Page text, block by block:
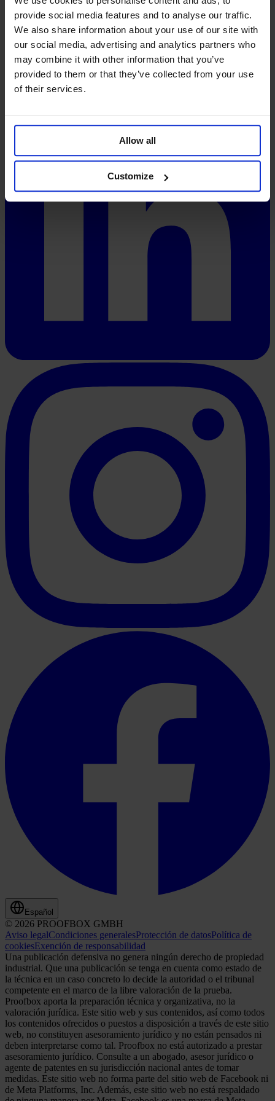
provide social media features and to analyse our traffic.
We also share information about your use of our site with
our social media, advertising and analytics partners who
may combine it with other information that you’ve
provided to them or that they’ve collected from your use
of their services.
Allow all
Customize
Aspectos técnicos
FAQ
Precios
Redes sociales
Español
© 2026 PROOFBOX GMBH
Aviso legalCondiciones generalesProtección de datosPolítica de
cookiesExención de responsabilidad
Una publicación defensiva no genera ningún derecho de propiedad
industrial. Que una publicación se tenga en cuenta como estado de
la técnica en un caso concreto lo decide la autoridad o el tribunal
competente en el marco de la libre valoración de la prueba.
Proofbox aporta la preparación técnica y organizativa, no la
valoración jurídica. Este sitio web y sus contenidos, así como todos
los contenidos ofrecidos o puestos a disposición a través de este sitio
web, no constituyen asesoramiento jurídico y no están pensados ni
deben interpretarse como tal. Proofbox no está autorizado a prestar
asesoramiento jurídico. Consulte a un abogado, asesor jurídico o
agente de patentes en su jurisdicción nacional antes de tomar
medidas. Este sitio web no forma parte del sitio web de Facebook ni
de Meta Platforms, Inc. Además, este sitio web no está respaldado